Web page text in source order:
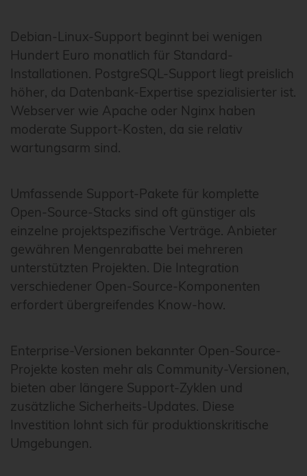
Debian-Linux-Support beginnt bei wenigen
Hundert Euro monatlich für Standard-
Installationen. PostgreSQL-Support liegt preislich
höher, da Datenbank-Expertise spezialisierter ist.
Webserver wie Apache oder Nginx haben
moderate Support-Kosten, da sie relativ
wartungsarm sind.
Umfassende Support-Pakete für komplette
Open-Source-Stacks sind oft günstiger als
einzelne projektspezifische Verträge. Anbieter
gewähren Mengenrabatte bei mehreren
unterstützten Projekten. Die Integration
verschiedener Open-Source-Komponenten
erfordert übergreifendes Know-how.
Enterprise-Versionen bekannter Open-Source-
Projekte kosten mehr als Community-Versionen,
bieten aber längere Support-Zyklen und
zusätzliche Sicherheits-Updates. Diese
Investition lohnt sich für produktionskritische
Umgebungen.